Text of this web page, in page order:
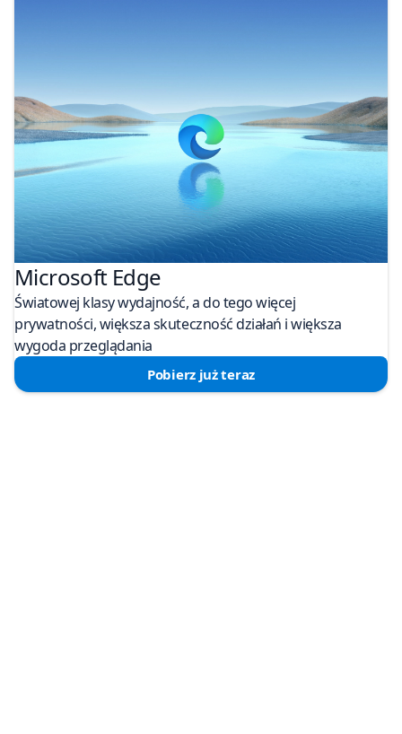
Microsoft Edge
Światowej klasy wydajność, a do tego więcej
prywatności, większa skuteczność działań i większa
wygoda przeglądania
Pobierz już teraz